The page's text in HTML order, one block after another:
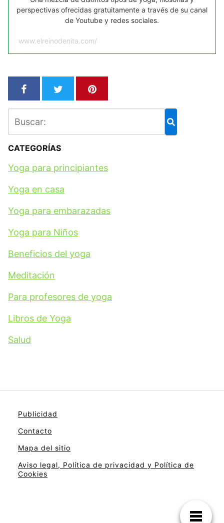
perspectivas ofrecidas gratuitamente a través de su canal
de Youtube y redes sociales.
www.elreinodenita.com/
CATEGORÍAS
Yoga para principiantes
Yoga en casa
Yoga para embarazadas
Yoga para Niños
Beneficios del yoga
Meditación
Para profesores de yoga
Libros de Yoga
Salud
Publicidad
Contacto
Mapa del sitio
Aviso legal, Política de privacidad y Política de
Cookies